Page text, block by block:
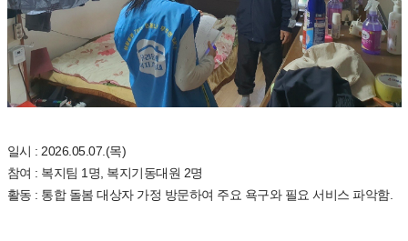
일시 : 2026.05.07.(목)
참여 : 복지팀 1명, 복지기동대원 2명
활동 : 통합 돌봄 대상자 가정 방문하여 주요 욕구와 필요 서비스 파악함.